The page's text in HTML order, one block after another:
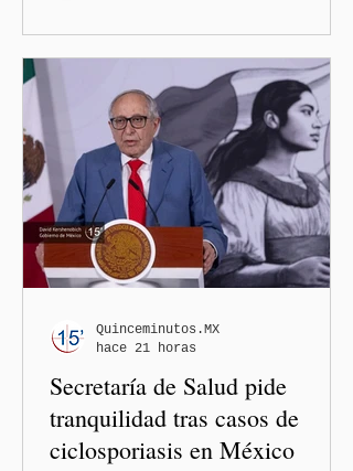
Estado amplió la revisión
de la presencia digital de
los solicitantes, mientras
Washington busca cerrar el
paso al llamado “turismo de
nacimiento” y reforzar los
controles migratorios.
Secretaría de Salud pide
tranquilidad tras casos de
ciclosporiasis en México
Quinceminutos.MX
hace 21 horas